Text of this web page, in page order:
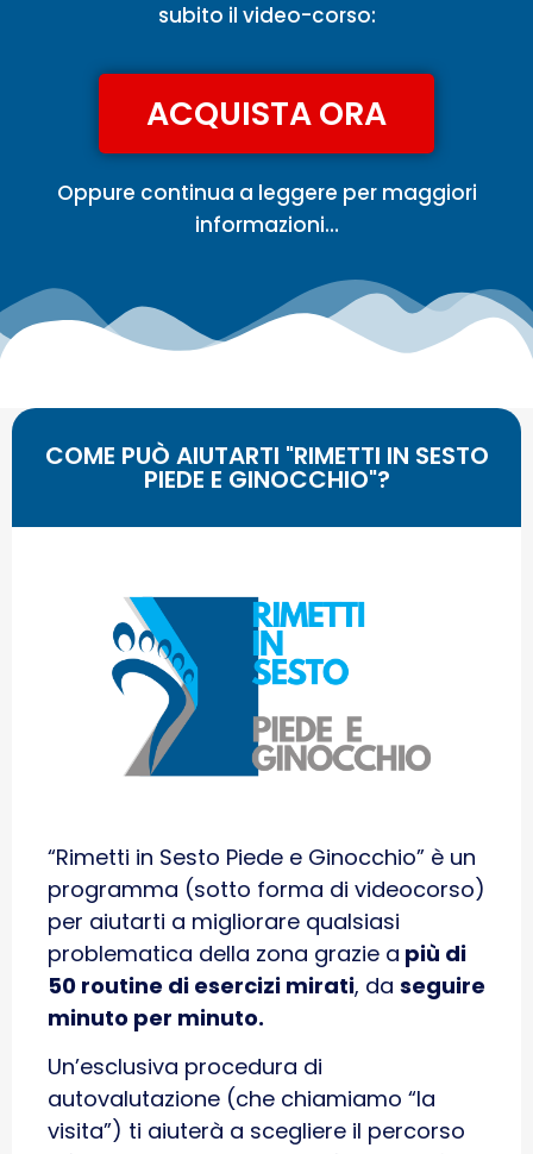
subito il video-corso:
ACQUISTA ORA
Oppure continua a leggere per maggiori
informazioni…
COME PUÒ AIUTARTI "RIMETTI IN SESTO
PIEDE E GINOCCHIO"?
“Rimetti in Sesto Piede e Ginocchio” è un
programma (sotto forma di videocorso)
per aiutarti a migliorare qualsiasi
problematica della zona grazie a più di
50 routine di esercizi mirati, da seguire
minuto per minuto.
Un’esclusiva procedura di
autovalutazione (che chiamiamo “la
visita”) ti aiuterà a scegliere il percorso